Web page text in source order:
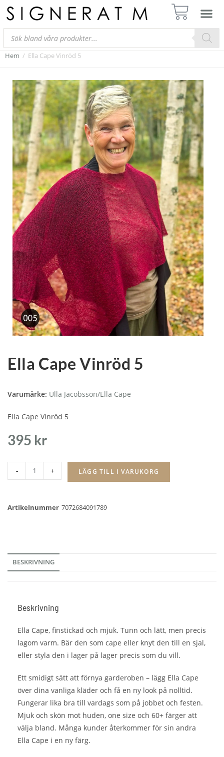
Hem / Ella Cape Vinröd 5
Ella Cape Vinröd 5
Varumärke: Ulla Jacobsson/Ella Cape
Ella Cape Vinröd 5
395 kr
- + LÄGG TILL I VARUKORG
Artikelnummer 7072684091789
BESKRIVNING
Beskrivning
Ella Cape, finstickad och mjuk. Tunn och lätt, men precis
lagom varm. Bär den som cape eller knyt den till en sjal,
eller styla den i lager på lager precis som du vill.
Ett smidigt sätt att förnya garderoben – lägg Ella Cape
över dina vanliga kläder och få en ny look på nolltid.
Fungerar lika bra till vardags som på jobbet och festen.
Mjuk och skön mot huden, one size och 60+ färger att
välja bland. Många kunder återkommer för sin andra
Ella Cape i en ny färg.